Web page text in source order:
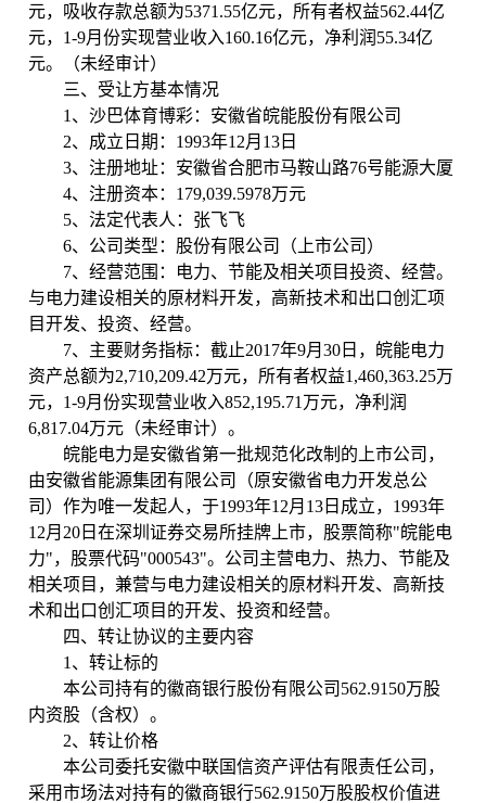
元，吸收存款总额为5371.55亿元，所有者权益562.44亿
元，1-9月份实现营业收入160.16亿元，净利润55.34亿
元。（未经审计）
三、受让方基本情况
1、沙巴体育博彩：安徽省皖能股份有限公司
2、成立日期：1993年12月13日
3、注册地址：安徽省合肥市马鞍山路76号能源大厦
4、注册资本：179,039.5978万元
5、法定代表人：张飞飞
6、公司类型：股份有限公司（上市公司）
7、经营范围：电力、节能及相关项目投资、经营。
与电力建设相关的原材料开发，高新技术和出口创汇项
目开发、投资、经营。
7、主要财务指标：截止2017年9月30日，皖能电力
资产总额为2,710,209.42万元，所有者权益1,460,363.25万
元，1-9月份实现营业收入852,195.71万元，净利润
6,817.04万元（未经审计）。
皖能电力是安徽省第一批规范化改制的上市公司，
由安徽省能源集团有限公司（原安徽省电力开发总公
司）作为唯一发起人，于1993年12月13日成立，1993年
12月20日在深圳证券交易所挂牌上市，股票简称"皖能电
力"，股票代码"000543"。公司主营电力、热力、节能及
相关项目，兼营与电力建设相关的原材料开发、高新技
术和出口创汇项目的开发、投资和经营。
四、转让协议的主要内容
1、转让标的
本公司持有的徽商银行股份有限公司562.9150万股
内资股（含权）。
2、转让价格
本公司委托安徽中联国信资产评估有限责任公司，
采用市场法对持有的徽商银行562.9150万股股权价值进